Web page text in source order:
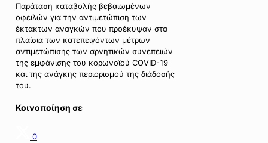
Παράταση καταβολής βεβαιωμένων
οφειλών για την αντιμετώπιση των
έκτακτων αναγκών που προέκυψαν στα
πλαίσια των κατεπειγόντων μέτρων
αντιμετώπισης των αρνητικών συνεπειών
της εμφάνισης του κορωνοϊού COVID-19
και της ανάγκης περιορισμού της διάδοσής
του.
Κοινοποίηση σε
0